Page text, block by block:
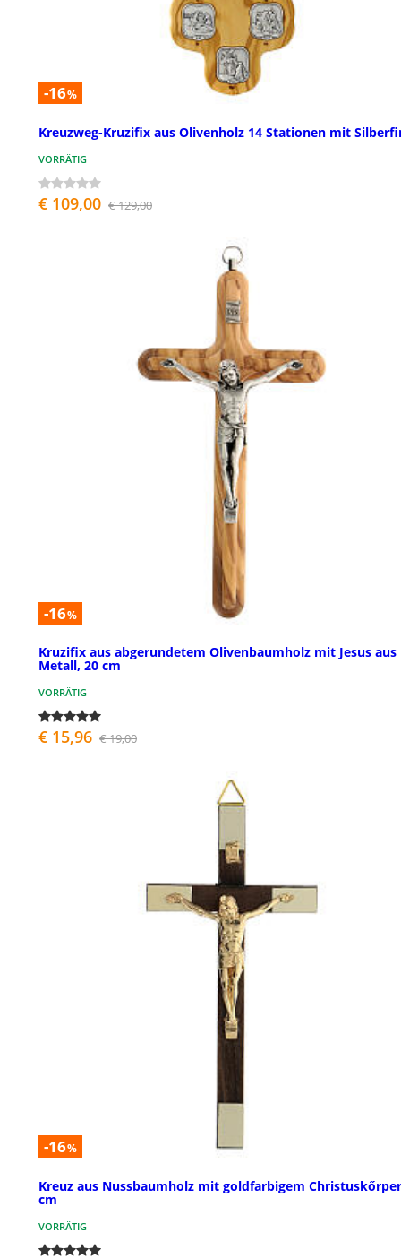
-16%
Kreuzweg-Kruzifix aus Olivenholz 14 Stationen mit
VORRÄTIG
€ 109,00 € 129,00
-16%
Kruzifix aus abgerundetem Olivenbaumholz mit Jesus aus
Metall, 20 cm
VORRÄTIG
€ 15,96 € 19,00
-16%
Kreuz aus Nussbaumholz mit goldfarbigem
cm
VORRÄTIG